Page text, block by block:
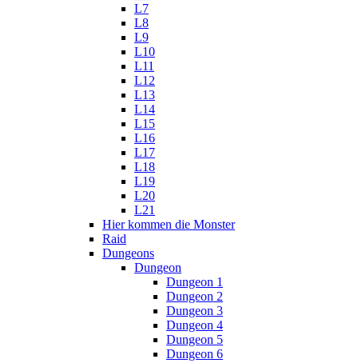
L7
L8
L9
L10
L11
L12
L13
L14
L15
L16
L17
L18
L19
L20
L21
Hier kommen die Monster
Raid
Dungeons
Dungeon
Dungeon 1
Dungeon 2
Dungeon 3
Dungeon 4
Dungeon 5
Dungeon 6